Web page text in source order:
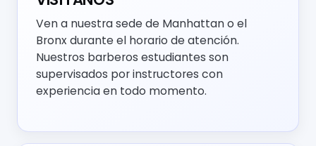
Ven a nuestra sede de Manhattan o el
Bronx durante el horario de atención.
Nuestros barberos estudiantes son
supervisados por instructores con
experiencia en todo momento.